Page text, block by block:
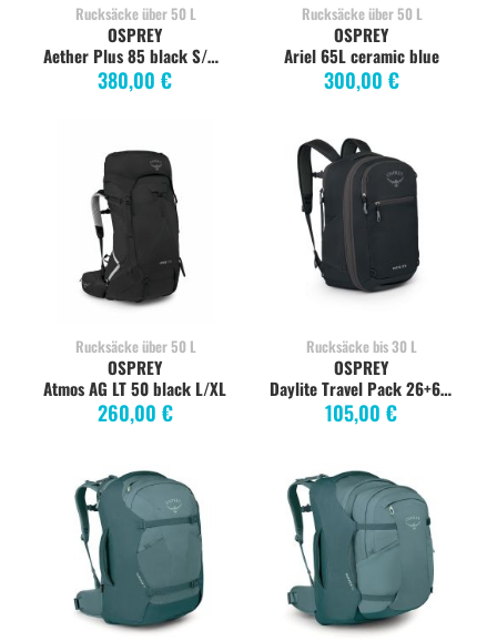
Rucksäcke über 50 L
Aether Plus 85 black S/M großer Trekkingrucksack
380,00 €
OSPREY
Rucksäcke über 50 L
Ariel 65L ceramic blue
300,00 €
OSPREY
Rucksäcke über 50 L
Atmos AG LT 50 black L/XL
260,00 €
OSPREY
Rucksäcke bis 30 L
Daylite Travel Pack 26+6 black Handgepäck
105,00 €
OSPREY